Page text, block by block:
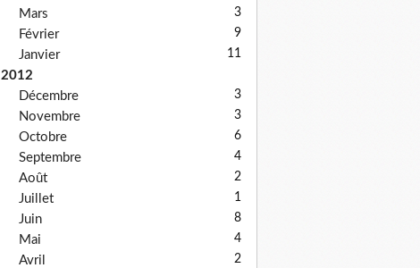
Mars 3
Février 9
Janvier 11
2012
Décembre
3
Novembre 3
Octobre 6
Septembre 4
Août 2
Juillet 1
Juin 8
Mai 4
Avril 2